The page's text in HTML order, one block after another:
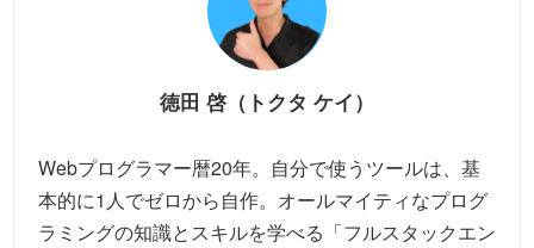
徳田 啓（トクタ ケイ）
Webプログラマー暦20年。自分で使うツールは、基
本的に1人でゼロから自作。オールマイティなプログ
ラミングの知識とスキルを学べる「フルスタックエン